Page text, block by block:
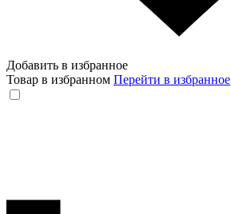
Добавить в избранное
Товар в избранном Перейти в избранное